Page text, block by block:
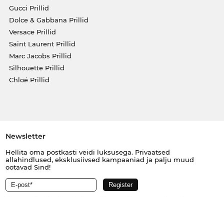
Gucci Prillid
Dolce & Gabbana Prillid
Versace Prillid
Saint Laurent Prillid
Marc Jacobs Prillid
Silhouette Prillid
Chloé Prillid
Newsletter
Hellita oma postkasti veidi luksusega. Privaatsed
allahindlused, eksklusiivsed kampaaniad ja palju muud
ootavad Sind!